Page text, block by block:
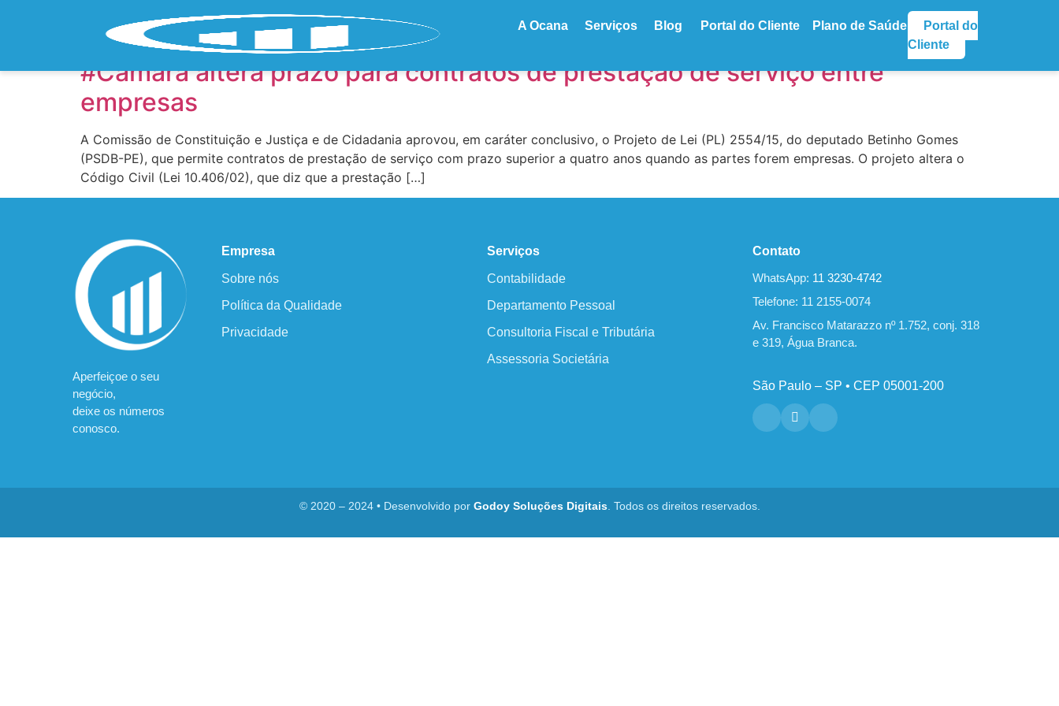
A Ocana Serviços Blog Portal do Cliente Plano de Saúde
Portal do
Cliente
Tag:Prestação de Serviços
#Câmara altera prazo para contratos de prestação de serviço entre
empresas
A Comissão de Constituição e Justiça e de Cidadania aprovou, em caráter conclusivo, o Projeto de Lei (PL) 2554/15, do deputado Betinho Gomes
(PSDB-PE), que permite contratos de prestação de serviço com prazo superior a quatro anos quando as partes forem empresas. O projeto altera o
Código Civil (Lei 10.406/02), que diz que a prestação […]
Aperfeiçoe o seu
negócio,
deixe os números
conosco.
Empresa
Sobre nós
Política da Qualidade
Privacidade
Serviços
Contabilidade
Departamento Pessoal
Consultoria Fiscal e Tributária
Assessoria Societária
Contato
WhatsApp: 11 3230-4742
Telefone: 11 2155-0074
Av. Francisco Matarazzo nº 1.752, conj. 318
e 319, Água Branca.
São Paulo – SP • CEP 05001-200
© 2020 – 2024 • Desenvolvido por Godoy Soluções Digitais. Todos os direitos reservados.